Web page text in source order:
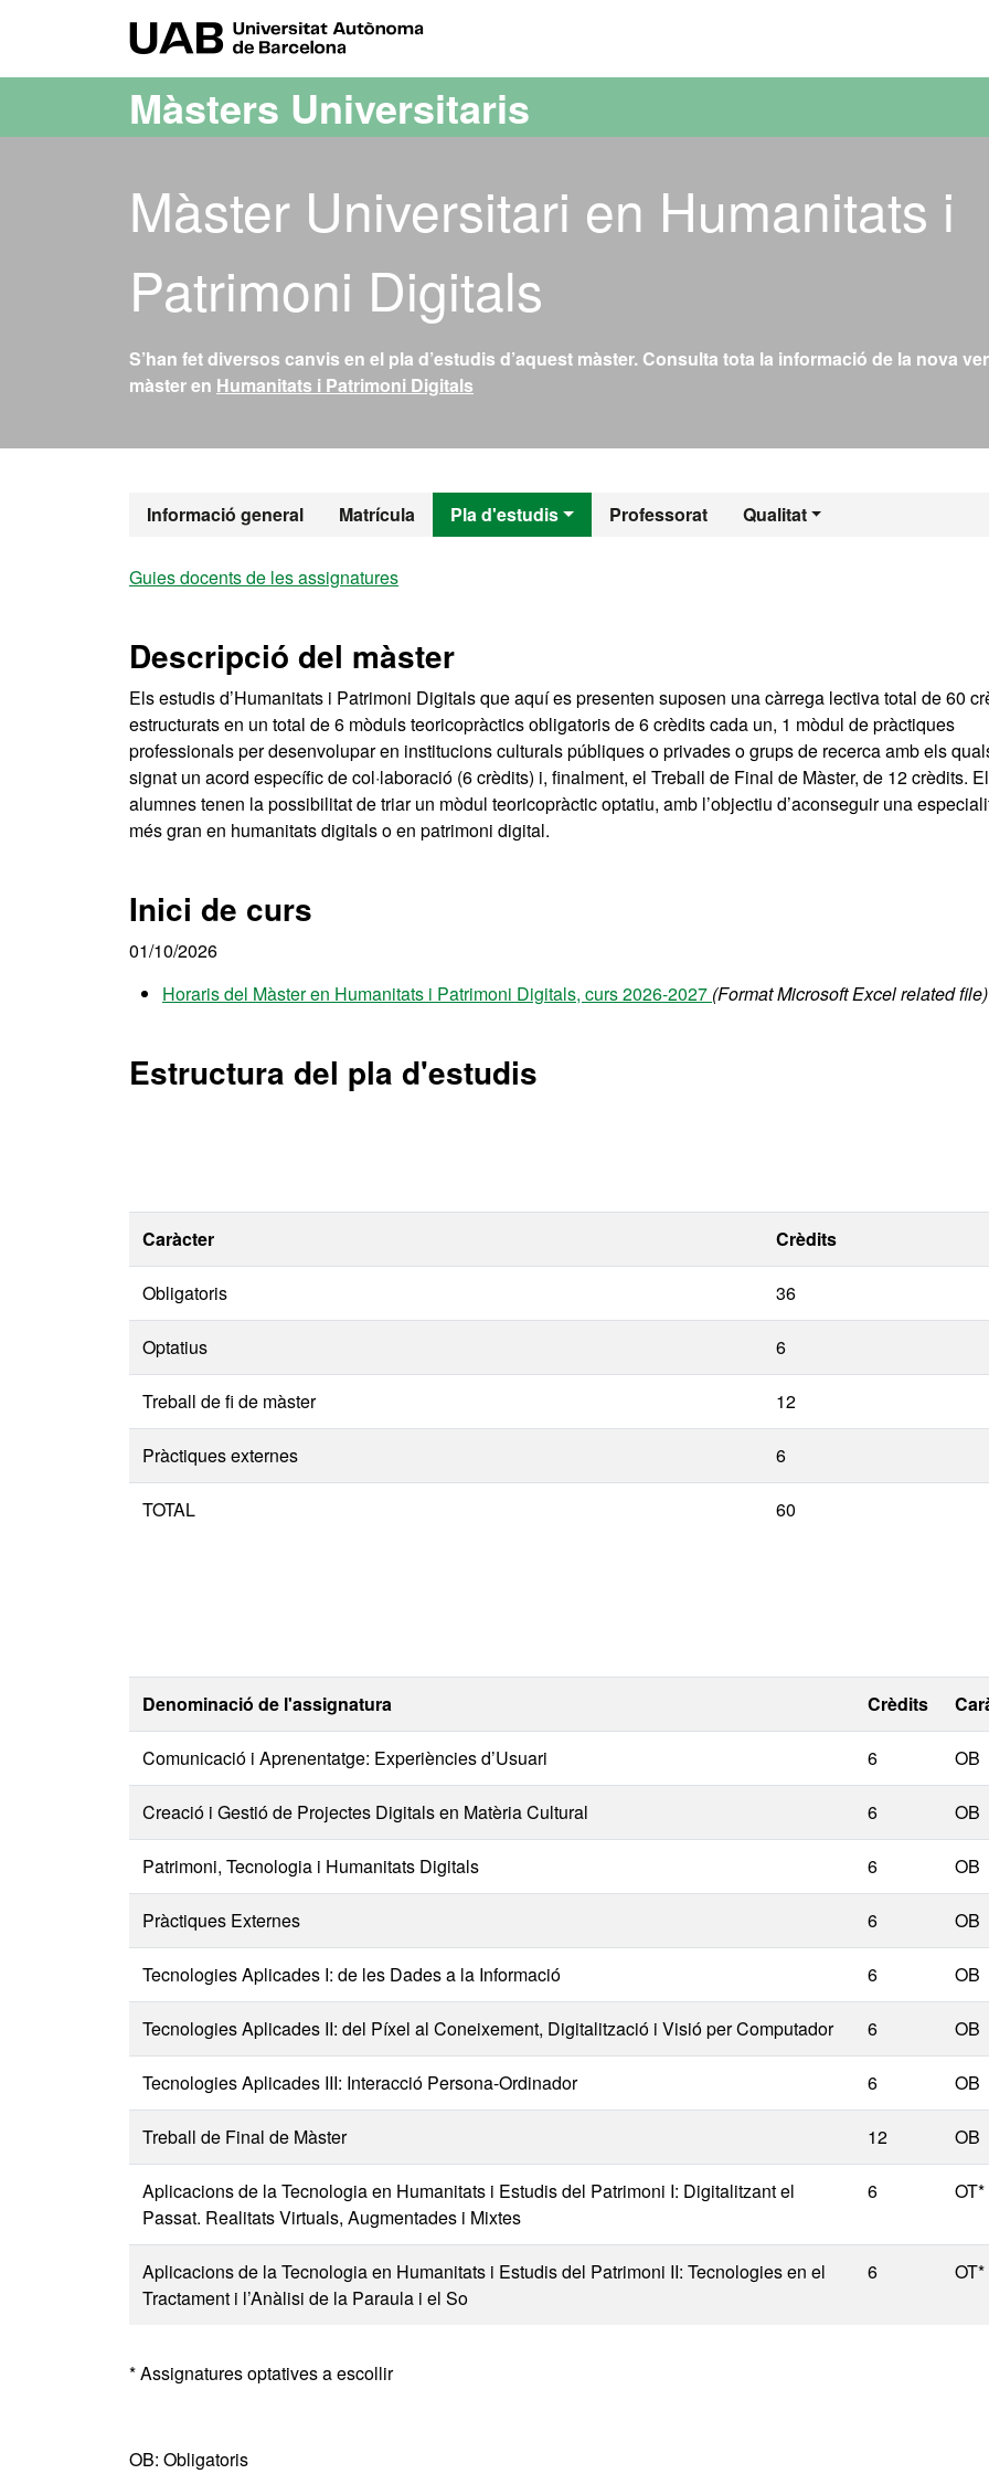
Màsters Universitaris
Màster Universitari en Humanitats i
Patrimoni Digitals
S’han fet diversos canvis en el pla d’estudis d’aquest màster. Consulta tota la informació de la nova
màster en Humanitats i Patrimoni Digitals
Informació general Matrícula Pla d'estudis Professorat Qualitat
Màster Oficial - Humanitats i
Guies docents de les assignatures
Descripció del màster
Els estudis d’Humanitats i Patrimoni Digitals que aquí es presenten suposen una càrrega lectiva total de 60
estructurats en un total de 6 mòduls teoricopràctics obligatoris de 6 crèdits cada un, 1 mòdul de pràctiques
professionals per desenvolupar en institucions culturals públiques o privades o grups de recerca amb els
signat un acord específic de col·laboració (6 crèdits) i, finalment, el Treball de Final de Màster, de 12 crèdits.
alumnes tenen la possibilitat de triar un mòdul teoricopràctic optatiu, amb l’objectiu d’aconseguir una
més gran en humanitats digitals o en patrimoni digital.
Inici de curs
01/10/2026
Horaris del Màster en Humanitats i Patrimoni Digitals, curs 2026-2027 (Format Microsoft Excel related file)
Estructura del pla d'estudis
Caràcter Crèdits
Obligatoris 36
Optatius 6
Treball de fi de màster 12
Pràctiques externes 6
TOTAL 60
Denominació de l'assignatura Crèdits
Comunicació i Aprenentatge: Experiències d’Usuari 6 OB
Creació i Gestió de Projectes Digitals en Matèria Cultural 6 OB
Patrimoni, Tecnologia i Humanitats Digitals 6 OB
Pràctiques Externes 6 OB
Tecnologies Aplicades I: de les Dades a la Informació 6 OB
Tecnologies Aplicades II: del Píxel al Coneixement, Digitalització i Visió per Computador 6 OB
Tecnologies Aplicades III: Interacció Persona-Ordinador 6 OB
Treball de Final de Màster 12 OB
Aplicacions de la Tecnologia en Humanitats i Estudis del Patrimoni I: Digitalitzant el
Passat. Realitats Virtuals, Augmentades i Mixtes
6 OT*
Aplicacions de la Tecnologia en Humanitats i Estudis del Patrimoni II: Tecnologies en el
Tractament i l’Anàlisi de la Paraula i el So
6 OT*
* Assignatures optatives a escollir
OB: Obligatoris